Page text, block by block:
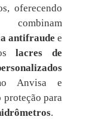
oferecendo
antifraude e
lacres de
Anvisa e
para
.